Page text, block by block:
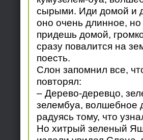
сырыми. Иди домой и
оно очень длинное, но
придешь домой,
сразу повалится на
поесть.
Слон запомнил все,
повторял:
– Дерево-деревцо,
зелембуа, волшебное
радуясь тому, что
Но хитрый зеленый